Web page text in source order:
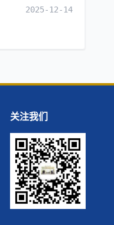
2025-12-14
关注我们